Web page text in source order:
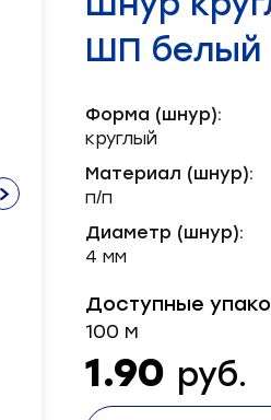
Нитки швейные
Лента
Паты
Пукля
Серводвигатель
Смазка
ШП белый
Форма (шнур):
круглый
Материал (шнур):
п/п
Диаметр (шнур):
4 мм
Доступные
100 м
1.90 руб.